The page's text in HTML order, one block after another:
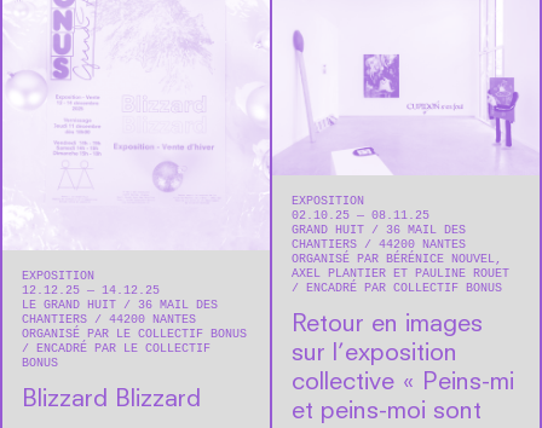
EXPOSITION
12.12.25 — 14.12.25
LE GRAND HUIT
36 MAIL DES
CHANTIERS
44200 NANTES
ORGANISÉ PAR LE COLLECTIF BONUS
ENCADRÉ PAR LE COLLECTIF
BONUS
Blizzard Blizzard
EXPOSITION
02.10.25 — 08.11.25
GRAND HUIT
36 MAIL DES
CHANTIERS
44200 NANTES
ORGANISÉ PAR BÉRÉNICE NOUVEL,
AXEL PLANTIER ET PAULINE ROUET
ENCADRÉ PAR COLLECTIF BONUS
Retour en images
sur l’exposition
collective « Peins-mi
et peins-moi sont